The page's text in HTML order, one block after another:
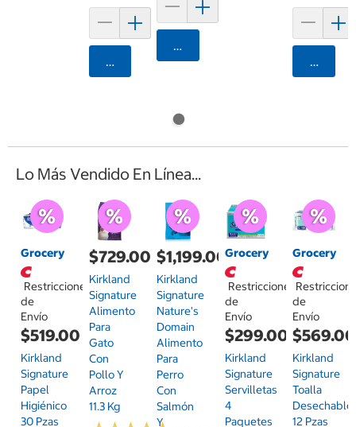
Agregar
Agregar
Lo Más Vendido En Línea...
Grocery
Restricciones
de
Envío
$519.00
Kirkland
Signature
Papel
Higiénico
30 Pzas
$729.00
Kirkland
Signature
Alimento
Para
Gato
Con
Pollo Y
Arroz
11.3 Kg
$1,199.00
Kirkland
Signature
Nature's
Domain
Alimento
Para
Perro
Con
Salmón
Y
Grocery
Restricciones
de
Envío
$299.00
Kirkland
Signature
Servilletas
4
Paquetes
Grocery
de
Envío
$569.00
Kirkland
Signature
Toalla
Desechable
12 Pzas